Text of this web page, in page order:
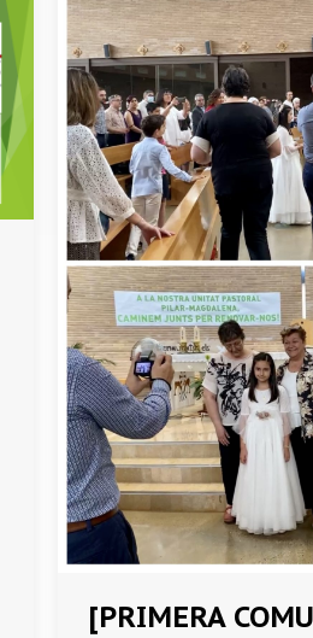
[PRIMERA